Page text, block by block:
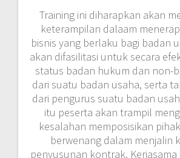
Training ini diharapkan akan
keterampilan dalaam
bisnis yang berlaku bagi badan
akan difasilitasi untuk secara
status badan hukum dan non-
dari suatu badan usaha, serta
dari pengurus suatu badan
itu peserta akan trampil
kesalahan memposisikan
berwenang dalam menjalin
penyusunan kontrak.